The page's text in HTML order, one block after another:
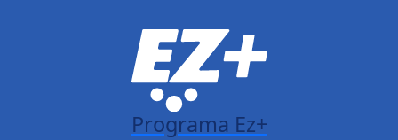
Programa Ez+